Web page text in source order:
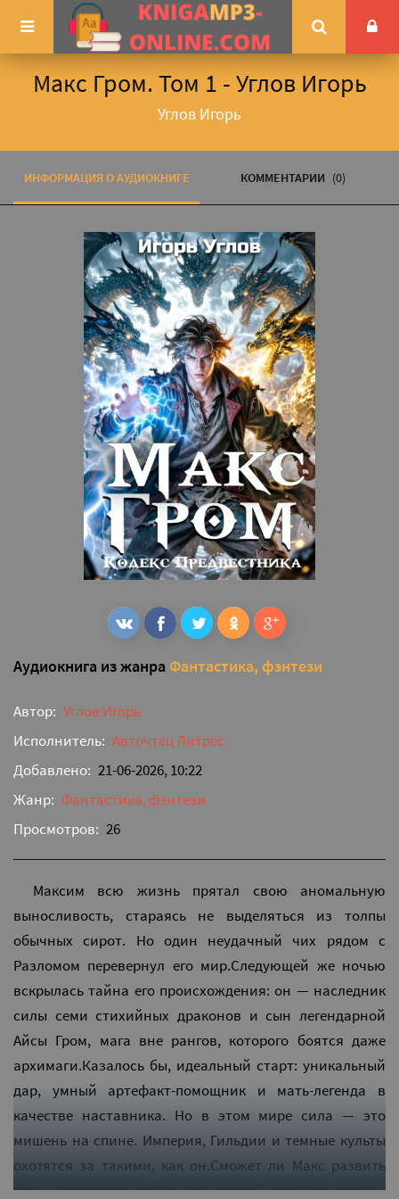
Макс Гром. Том 1 - Углов Игорь
Углов Игорь
ИНФОРМАЦИЯ О АУДИОКНИГЕ КОММЕНТАРИИ (0)
Аудиокнига из жанра Фантастика, фэнтези
Автор: Углов Игорь
Исполнитель: Авточтец Литрес
Добавлено: 21-06-2026, 10:22
Жанр: Фантастика, фэнтези
Просмотров: 26
Максим всю жизнь прятал свою аномальную
выносливость, стараясь не выделяться из толпы
обычных сирот. Но один неудачный чих рядом с
Разломом перевернул его мир.Следующей же ночью
вскрылась тайна его происхождения: он — наследник
силы семи стихийных драконов и сын легендарной
Айсы Гром, мага вне рангов, которого боятся даже
архимаги.Казалось бы, идеальный старт: уникальный
дар, умный артефакт-помощник и мать-легенда в
качестве наставника. Но в этом мире сила — это
мишень на спине. Империя, Гильдии и темные культы
охотятся за такими, как он.Сможет ли Макс развить
свой потенциал SSSR+ под маской слабого мага F-